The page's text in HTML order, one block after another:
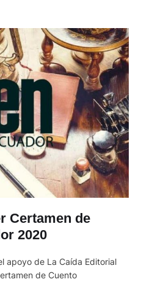
Certamen de
2020
apoyo de La Caída Editorial
de Cuento